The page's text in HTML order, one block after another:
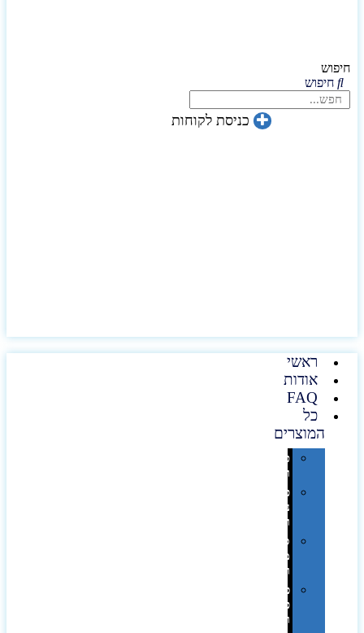
חיפוש
חיפוש
כניסת לקוחות
ראשי
אודות
FAQ
כל
המוצרים
טכנולוגיה
וגאדג'טים
פנאי,
נופש
ונסיעות
סביבת
משרד
ופרימיום
כלים,
פנסים
ורכב